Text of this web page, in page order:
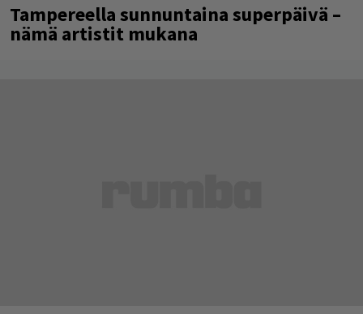
Tampereella sunnuntaina superpäivä –
nämä artistit mukana